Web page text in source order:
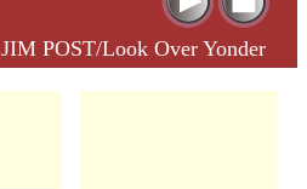
JIM POST/Look Over Yonder